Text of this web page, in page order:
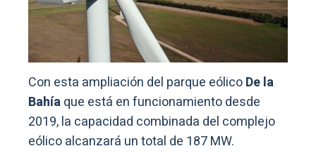
Con esta ampliación del parque eólicoDe la
Bahíaque está en funcionamiento desde
2019, la capacidad combinada del complejo
eólico alcanzará un total de 187 MW.